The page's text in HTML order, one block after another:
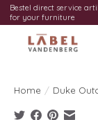
Bestel direct service
for your furniture
Home / Duke